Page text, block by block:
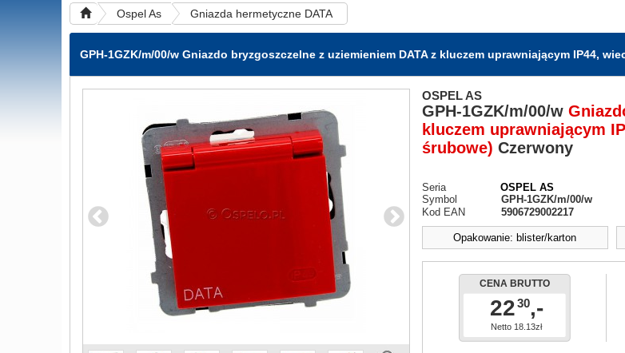
Ospel As Gniazda hermetyczne DATA
GPH-1GZK/m/00/w Gniazdo bryzgoszczelne z uziemieniem DATA z kluczem uprawniającym IP44,
OSPEL AS
GPH-1GZK/m/00/w
kluczem uprawniającym
śrubowe) Czerwony
Seria
OSPEL AS
Symbol
GPH-1GZK/m/00/w
Kod EAN
5906729002217
Opakowanie: blister/karton
CENA BRUTTO
2230,-
Netto 18.13zł